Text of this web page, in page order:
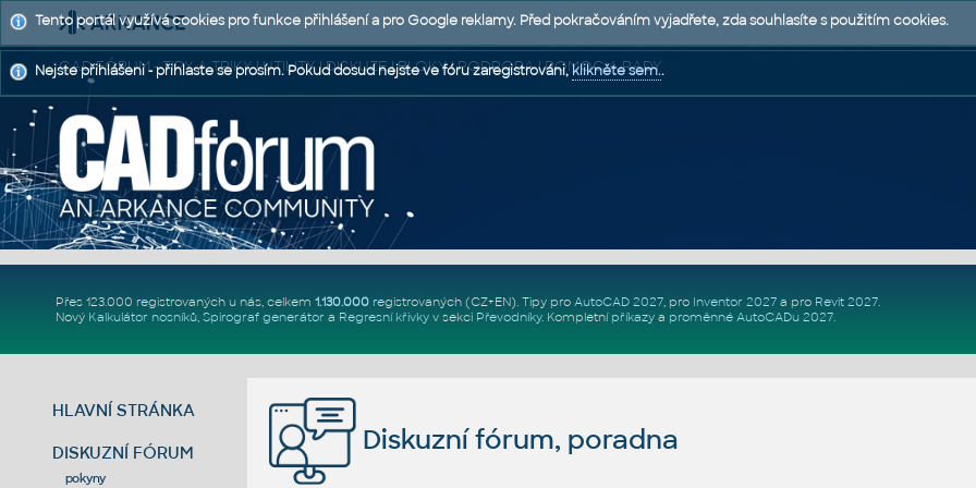
CAD FÓRUM - TIPY A TRIKY | UTILITY | DISKUZE | BLOKY | PODPORA | POMOC A RADY
Přes 123.000 registrovaných u nás, celkem 1.130.000registrovaných (CZ+EN). Tipy pro AutoCAD 2027, pro Inventor 2027a pro Revit 2027.
Nový Kalkulátor nosníků, Spirograf generátor a Regresní křivkyv sekci Převodníky. Kompletní příkazya proměnné AutoCADu 2027.
HLAVNÍ STRÁNKA
DISKUZNÍ FÓRUM
pokyny
Diskuzní fórum, poradna
Tento portál využívá cookies pro funkce přihlášení a pro Google reklamy. Před pokračováním vyjadřete, zda souhlasíte s použitím cookies.
Nejste přihlášeni - přihlaste se prosím. Pokud dosud nejste ve fóru zaregistrováni,klikněte sem..